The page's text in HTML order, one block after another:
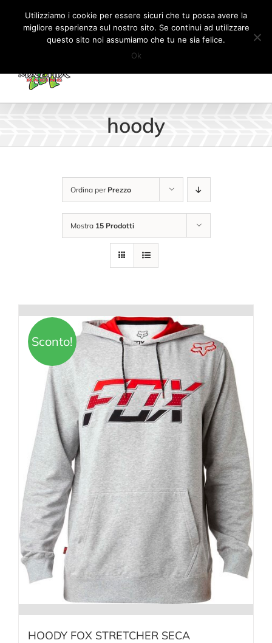
Salta
contenuto
Il mio account CARRELLO
hoody
Ordina per Prezzo
Mostra 15 Prodotti
Sconto!
HOODY FOX STRETCHER SECA
Utilizziamo i cookie per essere sicuri che tu possa avere la
migliore esperienza sul nostro sito. Se continui ad utilizzare
questo sito noi assumiamo che tu ne sia felice.
Ok